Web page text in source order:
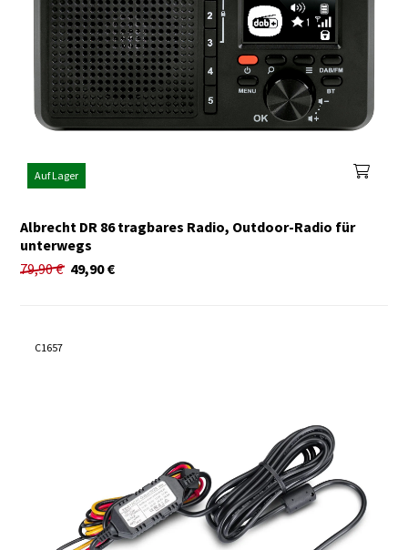
Auf Lager
Albrecht DR 86 tragbares Radio, Outdoor-Radio für
unterwegs
79,90€ €
49,90
C1657